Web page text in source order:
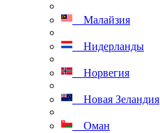
Малайзия
Нидерланды
Норвегия
Новая Зеландия
Оман